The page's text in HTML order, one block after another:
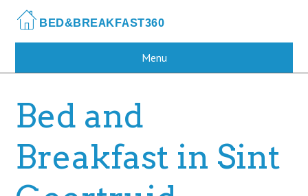
main
Menu
Bed and
Breakfast in Sint